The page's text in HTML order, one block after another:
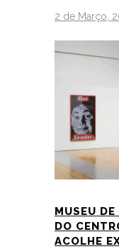
2 de Março,
MUSEU
DO
ACOLHE